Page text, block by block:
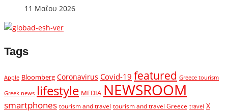
11 Μαΐου 2026
Tags
Apple Bloomberg Coronavirus Covid-19 featured Greece tourism
Greek news lifestyle MEDIA NEWSROOM
smartphones tourism and travel tourism and travel Greece travel X